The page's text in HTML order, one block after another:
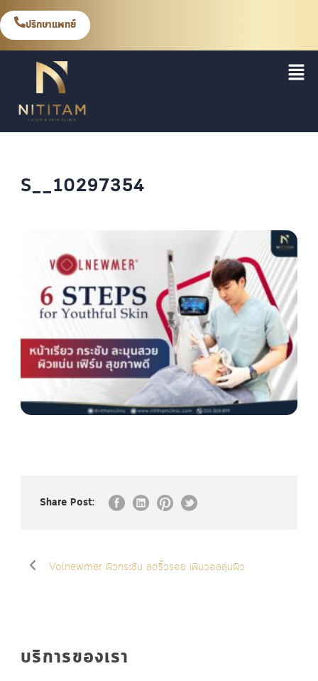
ปรึกษาแพทย์
S__10297354
Share Post:
Volnewmer ผิวกระชับ ลดริ้วรอย เพิ่มวอลลุ่มผิว
บริการของเรา